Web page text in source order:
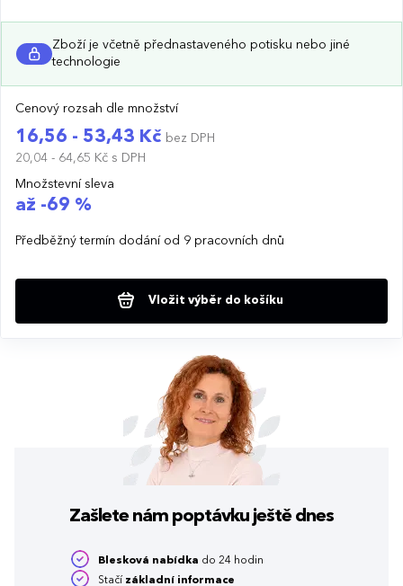
Zboží je včetně přednastaveného potisku nebo jiné
technologie
Cenový rozsah dle množství
16,56 - 53,43 Kč bez DPH
20,04 - 64,65 Kč s DPH
Množstevní sleva
až -69 %
Předběžný termín dodání od 9 pracovních dnů
Vložit výběr do košíku
Zašlete nám poptávku ještě dnes
Blesková nabídka do 24 hodin
Stačí základní informace